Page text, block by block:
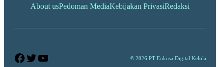
About usPedoman MediaKebijakan PrivasiRedaksi
Facebook
Twitter
YouTube © 2026 PT Enkosa Digital Kelola